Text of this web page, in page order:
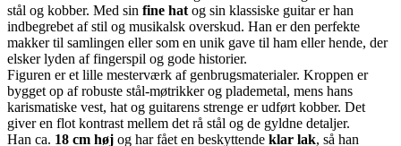
stål og kobber. Med sin fine hat og sin klassiske guitar er han
indbegrebet af stil og musikalsk overskud. Han er den perfekte
makker til samlingen eller som en unik gave til ham eller hende, der
elsker lyden af fingerspil og gode historier.
Figuren er et lille mesterværk af genbrugsmaterialer. Kroppen er
bygget op af robuste stål-møtrikker og plademetal, mens hans
karismatiske vest, hat og guitarens strenge er udført kobber. Det
giver en flot kontrast mellem det rå stål og de gyldne detaljer.
Han ca. 18 cm høj og har fået en beskyttende klar lak, så han